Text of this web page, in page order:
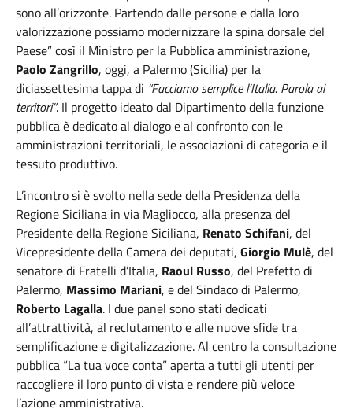
sono all’orizzonte. Partendo dalle persone e dalla loro
valorizzazione possiamo modernizzare la spina dorsale del
Paese” così il Ministro per la Pubblica amministrazione,
Paolo Zangrillo, oggi, a Palermo (Sicilia) per la
diciassettesima tappa di “Facciamo semplice l’Italia. Parola ai
territori”. Il progetto ideato dal Dipartimento della funzione
pubblica è dedicato al dialogo e al confronto con le
amministrazioni territoriali, le associazioni di categoria e il
tessuto produttivo.
L’incontro si è svolto nella sede della Presidenza della
Regione Siciliana in via Magliocco, alla presenza del
Presidente della Regione Siciliana, Renato Schifani, del
Vicepresidente della Camera dei deputati, Giorgio Mulè, del
senatore di Fratelli d’Italia, Raoul Russo, del Prefetto di
Palermo, Massimo Mariani, e del Sindaco di Palermo,
Roberto Lagalla. I due panel sono stati dedicati
all’attrattività, al reclutamento e alle nuove sfide tra
semplificazione e digitalizzazione. Al centro la consultazione
pubblica “La tua voce conta” aperta a tutti gli utenti per
raccogliere il loro punto di vista e rendere più veloce
l’azione amministrativa.